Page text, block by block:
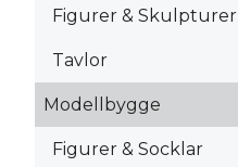
Figurer & Skulpturer
Tavlor
Modellbygge
Figurer & Socklar